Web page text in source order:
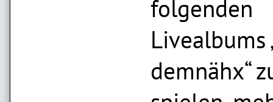
folgenden
Livealbums
demnähx“